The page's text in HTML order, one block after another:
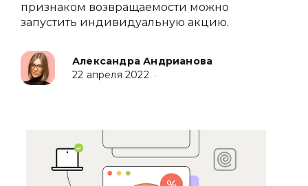
признаком возвращаемости можно
запустить индивидуальную акцию.
Александра Андрианова
22 апреля 2022 •